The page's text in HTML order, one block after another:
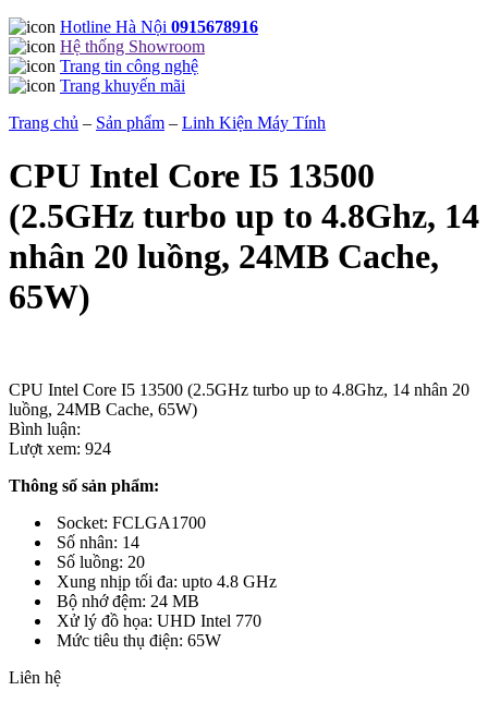
Hotline Hà Nội 0915678916
Hệ thống Showroom
Trang tin công nghệ
Trang khuyến mãi
Trang chủ – Sản phẩm – Linh Kiện Máy Tính
CPU Intel Core I5 13500
(2.5GHz turbo up to 4.8Ghz, 14
nhân 20 luồng, 24MB Cache,
65W)
CPU Intel Core I5 13500 (2.5GHz turbo up to 4.8Ghz, 14 nhân 20
luồng, 24MB Cache, 65W)
Bình luận:
Lượt xem: 924
Thông số sản phẩm:
Socket: FCLGA1700
Số nhân: 14
Số luồng: 20
Xung nhịp tối đa: upto 4.8 GHz
Bộ nhớ đệm: 24 MB
Xử lý đồ họa: UHD Intel 770
Mức tiêu thụ điện: 65W
Liên hệ